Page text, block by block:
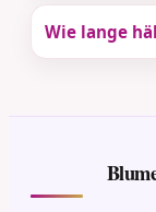
Wie lange